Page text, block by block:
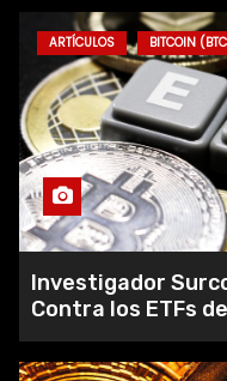
ARTÍCULOS BITCOIN
Investigador
Contra los ETFs